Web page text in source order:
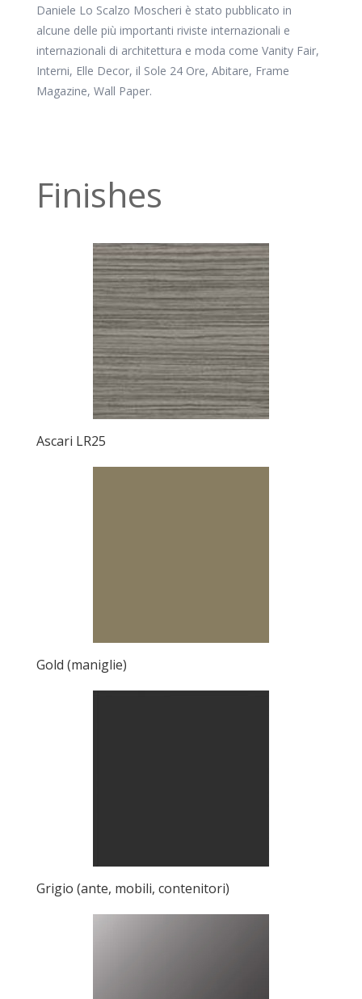
Daniele Lo Scalzo Moscheri è stato pubblicato in
alcune delle più importanti riviste internazionali e
internazionali di architettura e moda come Vanity Fair,
Interni, Elle Decor, il Sole 24 Ore, Abitare, Frame
Magazine, Wall Paper.
Finishes
Ascari LR25
Gold (maniglie)
Grigio (ante, mobili, contenitori)